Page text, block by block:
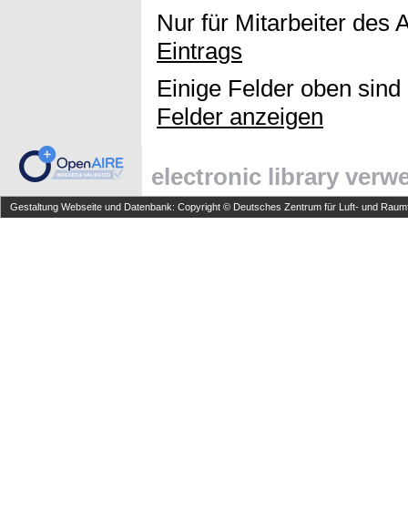
Nur für Mitarbeiter des
Eintrags
Einige Felder oben
Felder anzeigen
electronic library
Gestaltung Webseite und Datenbank: Copyright © Deutsches Zentrum für Luft- und